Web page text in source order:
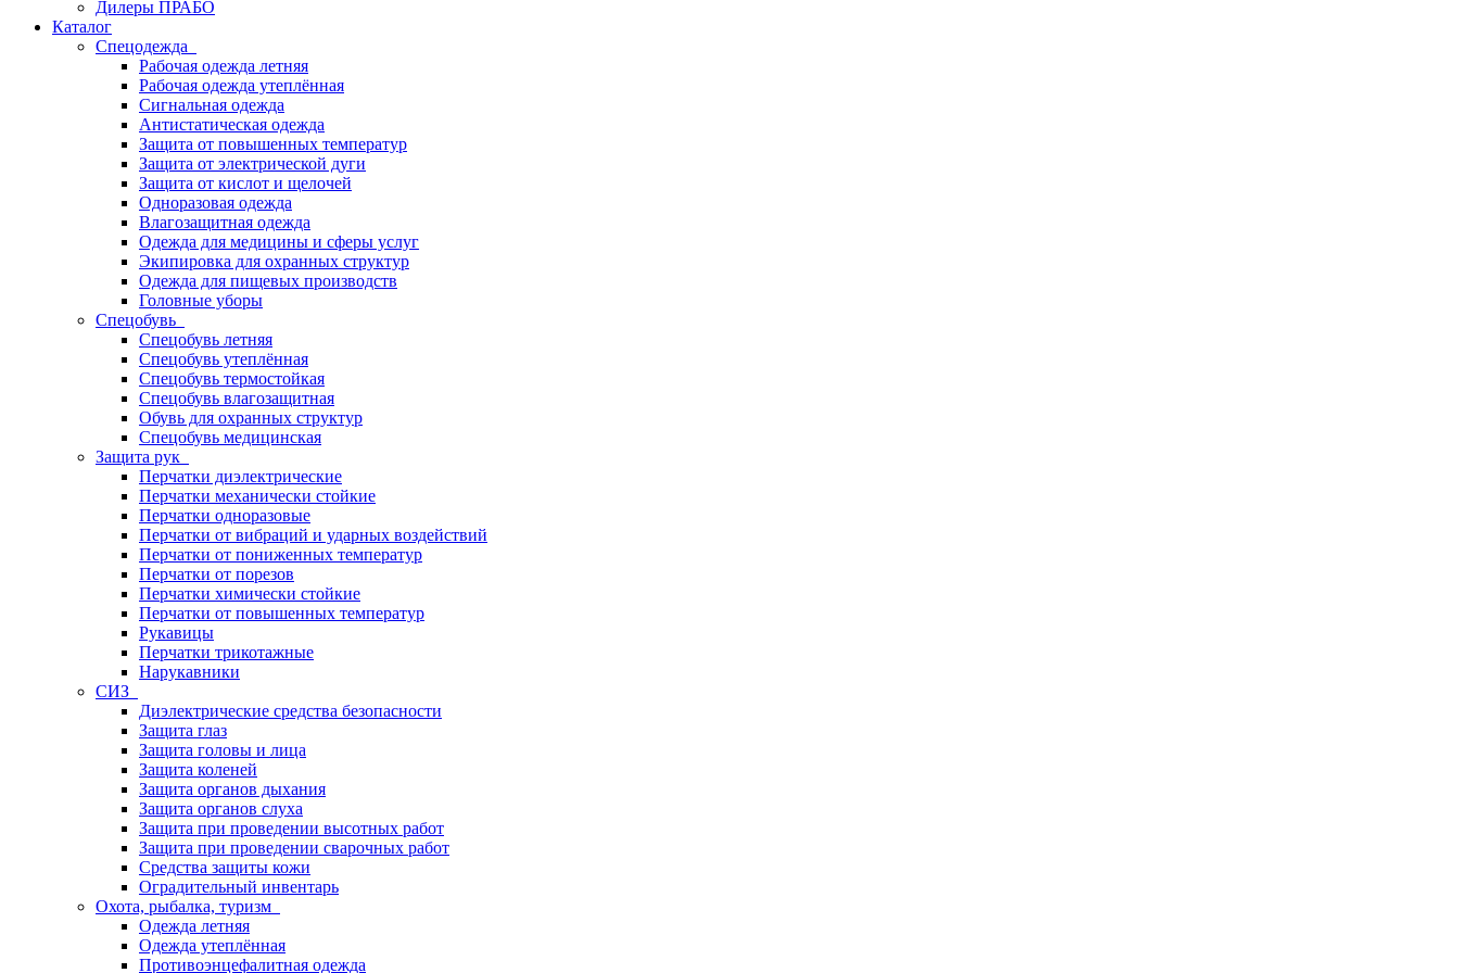
Дилеры ПРАБО
Каталог
Спецодежда
Рабочая одежда летняя
Рабочая одежда утеплённая
Сигнальная одежда
Антистатическая одежда
Защита от повышенных температур
Защита от электрической дуги
Защита от кислот и щелочей
Одноразовая одежда
Влагозащитная одежда
Одежда для медицины и сферы услуг
Экипировка для охранных структур
Одежда для пищевых производств
Головные уборы
Спецобувь
Спецобувь летняя
Спецобувь утеплённая
Спецобувь термостойкая
Спецобувь влагозащитная
Обувь для охранных структур
Спецобувь медицинская
Защита рук
Перчатки диэлектрические
Перчатки механически стойкие
Перчатки одноразовые
Перчатки от вибраций и ударных воздействий
Перчатки от пониженных температур
Перчатки от порезов
Перчатки химически стойкие
Перчатки от повышенных температур
Рукавицы
Перчатки трикотажные
Нарукавники
СИЗ
Диэлектрические средства безопасности
Защита глаз
Защита головы и лица
Защита коленей
Защита органов дыхания
Защита органов слуха
Защита при проведении высотных работ
Защита при проведении сварочных работ
Средства защиты кожи
Оградительный инвентарь
Охота, рыбалка, туризм
Одежда летняя
Одежда утеплённая
Противоэнцефалитная одежда